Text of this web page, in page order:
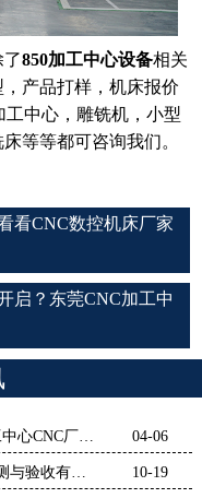
了850加工中心设备相关
产品打样，机床报价
中心，雕铣机，小型
等等都可咨询我们。
看CNC数控机床厂家
启？东莞CNC加工中
心CNC厂说
04-06
验收有哪
10-19